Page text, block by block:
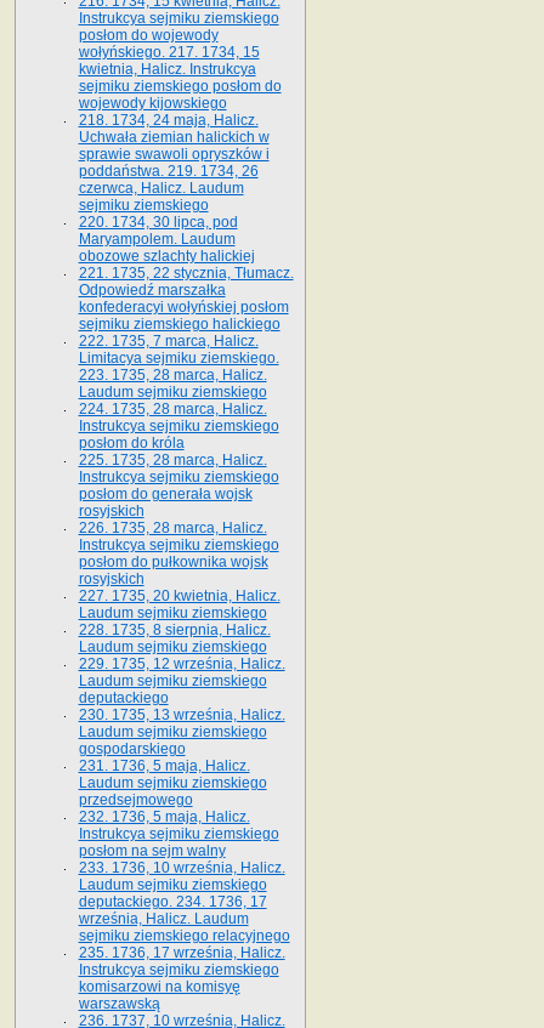
Instrukcya sejmiku ziemskiego
posłom do wojewody
wołyńskiego. 217. 1734, 15
kwietnia, Halicz. Instrukcya
sejmiku ziemskiego posłom do
wojewody kijowskiego
218. 1734, 24 maja, Halicz.
Uchwała ziemian halickich w
sprawie swawoli opryszków i
poddaństwa. 219. 1734, 26
czerwca, Halicz. Laudum
sejmiku ziemskiego
220. 1734, 30 lipca, pod
Maryampolem. Laudum
obozowe szlachty halickiej
221. 1735, 22 stycznia, Tłumacz.
Odpowiedź marszałka
konfederacyi wołyńskiej posłom
sejmiku ziemskiego halickiego
222. 1735, 7 marca, Halicz.
Limitacya sejmiku ziemskiego.
223. 1735, 28 marca, Halicz.
Laudum sejmiku ziemskiego
224. 1735, 28 marca, Halicz.
Instrukcya sejmiku ziemskiego
posłom do króla
225. 1735, 28 marca, Halicz.
Instrukcya sejmiku ziemskiego
posłom do generała wojsk
rosyjskich
226. 1735, 28 marca, Halicz.
Instrukcya sejmiku ziemskiego
posłom do pułkownika wojsk
rosyjskich
227. 1735, 20 kwietnia, Halicz.
Laudum sejmiku ziemskiego
228. 1735, 8 sierpnia, Halicz.
Laudum sejmiku ziemskiego
229. 1735, 12 września, Halicz.
Laudum sejmiku ziemskiego
deputackiego
230. 1735, 13 września, Halicz.
Laudum sejmiku ziemskiego
gospodarskiego
231. 1736, 5 maja, Halicz.
Laudum sejmiku ziemskiego
przedsejmowego
232. 1736, 5 maja, Halicz.
Instrukcya sejmiku ziemskiego
posłom na sejm walny
233. 1736, 10 września, Halicz.
Laudum sejmiku ziemskiego
deputackiego. 234. 1736, 17
września, Halicz. Laudum
sejmiku ziemskiego relacyjnego
235. 1736, 17 września, Halicz.
Instrukcya sejmiku ziemskiego
komisarzowi na komisyę
warszawską
236. 1737, 10 września, Halicz.